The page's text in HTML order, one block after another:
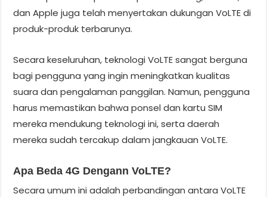
dan Apple juga telah menyertakan dukungan VoLTE di
produk-produk terbarunya.
Secara keseluruhan, teknologi VoLTE sangat berguna
bagi pengguna yang ingin meningkatkan kualitas
suara dan pengalaman panggilan. Namun, pengguna
harus memastikan bahwa ponsel dan kartu SIM
mereka mendukung teknologi ini, serta daerah
mereka sudah tercakup dalam jangkauan VoLTE.
Apa Beda 4G Dengann VoLTE?
Secara umum ini adalah perbandingan antara VoLTE